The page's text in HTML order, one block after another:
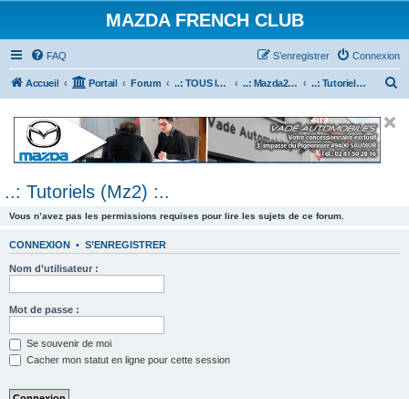
MAZDA FRENCH CLUB
FAQ Connexion
S’enregistrer
Accueil Portail Forum ..: TOUS les Véhicules MAZDA :.. ..: Mazda2 :.. ..: Tutoriels (Mz2) :..
e
..: Tutoriels (Mz2) :..
Vous n’avez pas les permissions requises pour lire les sujets de ce forum.
CONNEXION • S’ENREGISTRER
Nom d’utilisateur :
Mot de passe :
Se souvenir de moi
Cacher mon statut en ligne pour cette session